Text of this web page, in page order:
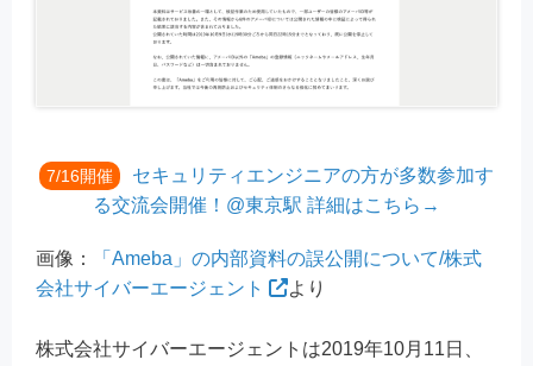
7/16開催
セキュリティエンジニアの方が多数参加す
る交流会開催！@東京駅 詳細はこちら→
画像：
「Ameba」の内部資料の誤公開について/株式
会社サイバーエージェント
より
株式会社サイバーエージェントは2019年10月11日、